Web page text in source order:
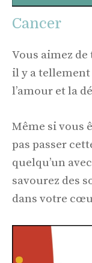
Cancer
Vous aimez
il y a tellement
l’amour et la
Même si vous
pas passer
quelqu’un
savourez des
dans votre